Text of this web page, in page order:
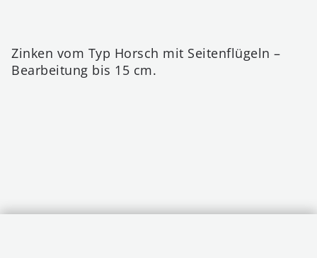
Zinken vom Typ Horsch mit Seitenflügeln –
Bearbeitung bis 15 cm.